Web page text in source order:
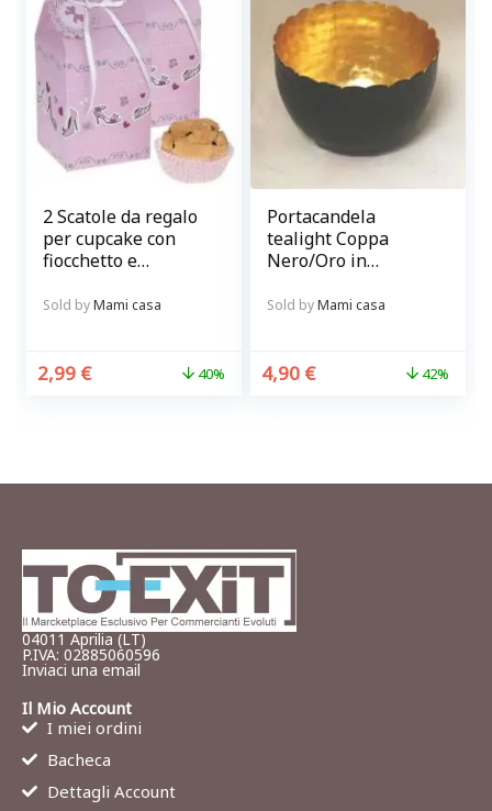
2 Scatole da regalo
per cupcake con
fiocchetto e
Sold byMami casa
2,99 € 40%
Portacandela
tealight Coppa
Nero/Oro in
Sold byMami casa
4,90 € 42%
04011 Aprilia (LT)
P.IVA: 02885060596
Inviaci una email
Il Mio Account
I miei ordini
Bacheca
Dettagli Account